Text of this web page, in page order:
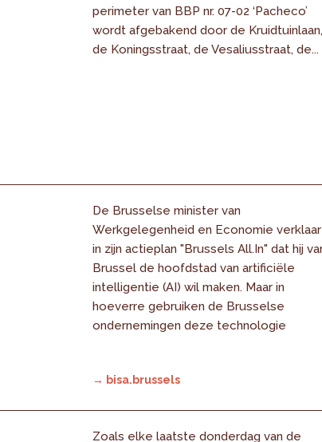
perimeter van BBP nr. 07-02 ‘Pacheco’
wordt afgebakend door de
de Koningsstraat, de Vesaliusstraat, de...
De Brusselse minister van
Werkgelegenheid en Economie
in zijn actieplan "Brussels All.In" dat hij
Brussel de hoofdstad van artificiële
intelligentie (AI) wil maken. Maar in
hoeverre gebruiken de Brusselse
ondernemingen deze technologie
→ bisa.brussels
Zoals elke laatste donderdag van de